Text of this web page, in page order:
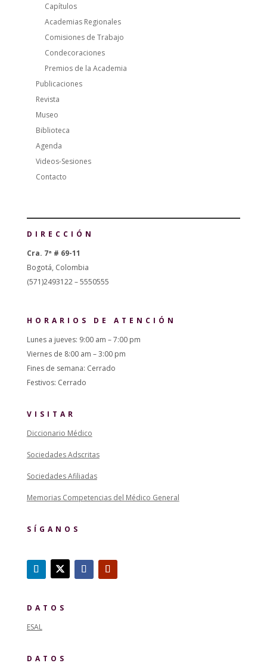
Capítulos
Academias Regionales
Comisiones de Trabajo
Condecoraciones
Premios de la Academia
Publicaciones
Revista
Museo
Biblioteca
Agenda
Videos-Sesiones
Contacto
DIRECCIÓN
Cra. 7ª # 69-11
Bogotá, Colombia
(571)2493122 – 5550555
HORARIOS DE ATENCIÓN
Lunes a jueves: 9:00 am – 7:00 pm
Viernes de 8:00 am – 3:00 pm
Fines de semana: Cerrado
Festivos: Cerrado
VISITAR
Diccionario Médico
Sociedades Adscritas
Sociedades Afiliadas
Memorias Competencias del Médico General
SÍGANOS
DATOS
ESAL
DATOS